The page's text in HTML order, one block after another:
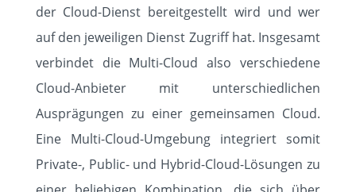
der Cloud-Dienst bereitgestellt wird und wer
auf den jeweiligen Dienst Zugriff hat. Insgesamt
verbindet die Multi-Cloud also verschiedene
Cloud-Anbieter mit unterschiedlichen
Ausprägungen zu einer gemeinsamen Cloud.
Eine Multi-Cloud-Umgebung integriert somit
Private-, Public- und Hybrid-Cloud-Lösungen zu